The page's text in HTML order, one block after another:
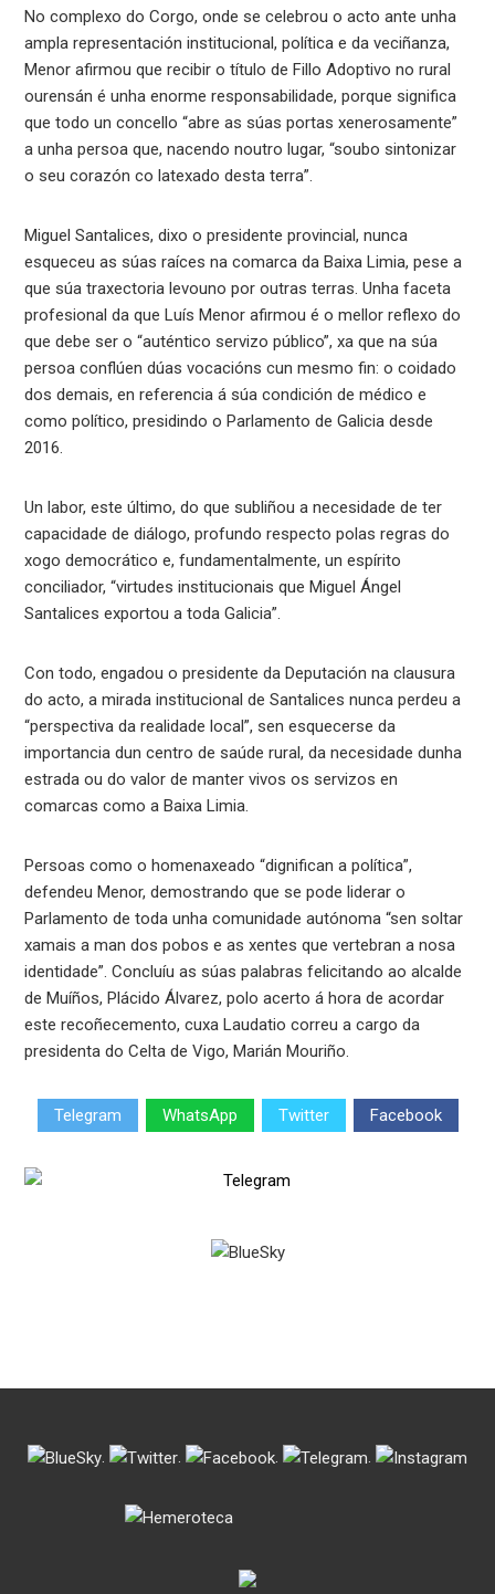
No complexo do Corgo, onde se celebrou o acto ante unha
ampla representación institucional, política e da veciñanza,
Menor afirmou que recibir o título de Fillo Adoptivo no rural
ourensán é unha enorme responsabilidade, porque significa
que todo un concello “abre as súas portas xenerosamente”
a unha persoa que, nacendo noutro lugar, “soubo sintonizar
o seu corazón co latexado desta terra”.
Miguel Santalices, dixo o presidente provincial, nunca
esqueceu as súas raíces na comarca da Baixa Limia, pese a
que súa traxectoria levouno por outras terras. Unha faceta
profesional da que Luís Menor afirmou é o mellor reflexo do
que debe ser o “auténtico servizo público”, xa que na súa
persoa conflúen dúas vocacións cun mesmo fin: o coidado
dos demais, en referencia á súa condición de médico e
como político, presidindo o Parlamento de Galicia desde
2016.
Un labor, este último, do que subliñou a necesidade de ter
capacidade de diálogo, profundo respecto polas regras do
xogo democrático e, fundamentalmente, un espírito
conciliador, “virtudes institucionais que Miguel Ángel
Santalices exportou a toda Galicia”.
Con todo, engadou o presidente da Deputación na clausura
do acto, a mirada institucional de Santalices nunca perdeu a
“perspectiva da realidade local”, sen esquecerse da
importancia dun centro de saúde rural, da necesidade dunha
estrada ou do valor de manter vivos os servizos en
comarcas como a Baixa Limia.
Persoas como o homenaxeado “dignifican a política”,
defendeu Menor, demostrando que se pode liderar o
Parlamento de toda unha comunidade autónoma “sen soltar
xamais a man dos pobos e as xentes que vertebran a nosa
identidade”. Concluíu as súas palabras felicitando ao alcalde
de Muíños, Plácido Álvarez, polo acerto á hora de acordar
este recoñecemento, cuxa Laudatio correu a cargo da
presidenta do Celta de Vigo, Marián Mouriño.
Telegram WhatsApp Twitter Facebook
. . . .